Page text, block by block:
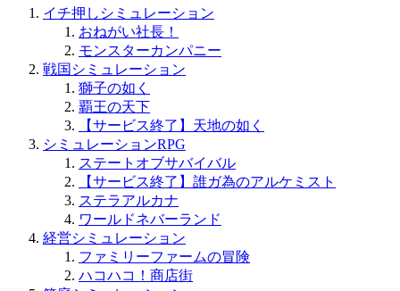
イチ押しシミュレーション
おねがい社長！
モンスターカンパニー
戦国シミュレーション
獅子の如く
覇王の天下
【サービス終了】天地の如く
シミュレーションRPG
ステートオブサバイバル
【サービス終了】誰ガ為のアルケミスト
ステラアルカナ
ワールドネバーランド
経営シミュレーション
ファミリーファームの冒険
ハコハコ！商店街